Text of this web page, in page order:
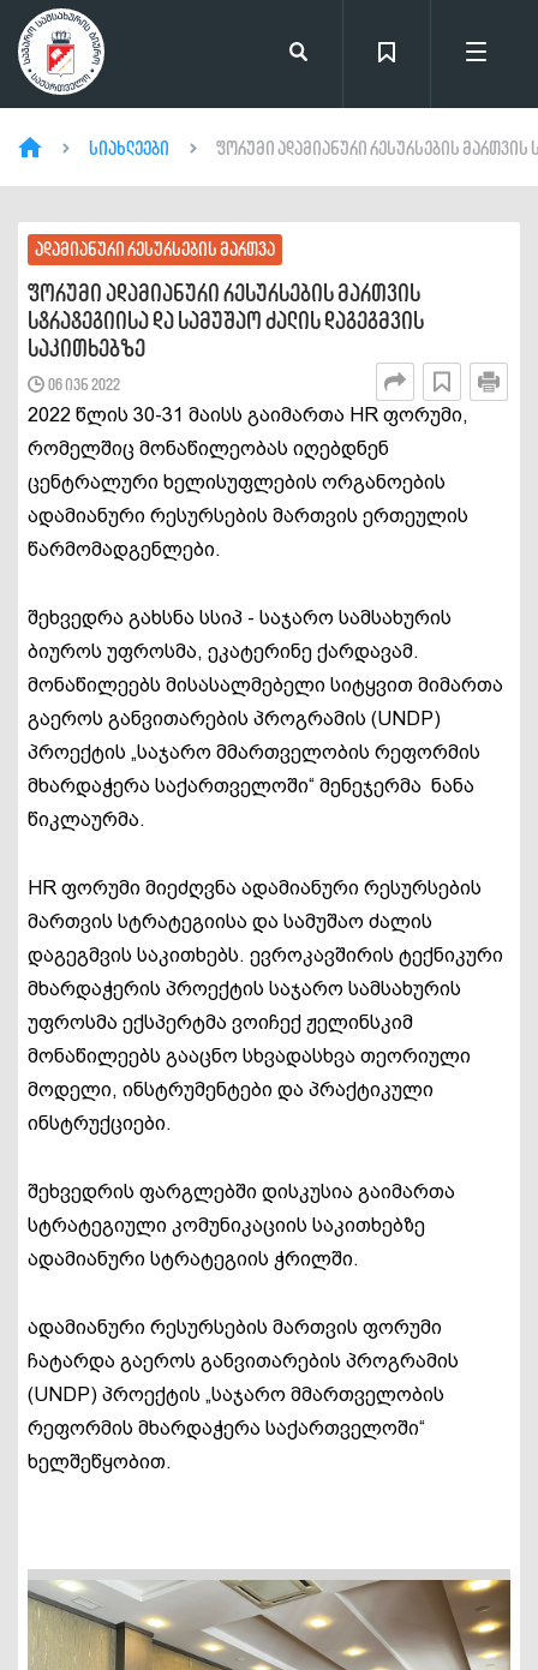
სიახლეები ფორუმი ადამიანური რესურსების მართვის
ადამიანური რესურსების მართვა
ფორუმი ადამიანური რესურსების მართვის
სტრატეგიისა და სამუშაო ძალის დაგეგმვის
საკითხებზე
06 ივნ 2022
2022 წლის 30-31 მაისს გაიმართა HR ფორუმი,
რომელშიც მონაწილეობას იღებდნენ
ცენტრალური ხელისუფლების ორგანოების
ადამიანური რესურსების მართვის ერთეულის
წარმომადგენლები.
შეხვედრა გახსნა სსიპ - საჯარო სამსახურის
ბიუროს უფროსმა, ეკატერინე ქარდავამ.
მონაწილეებს მისასალმებელი სიტყვით მიმართა
გაეროს განვითარების პროგრამის (UNDP)
პროექტის „საჯარო მმართველობის რეფორმის
მხარდაჭერა საქართველოში“ მენეჯერმა ნანა
წიკლაურმა.
HR ფორუმი მიეძღვნა ადამიანური რესურსების
მართვის სტრატეგიისა და სამუშაო ძალის
დაგეგმვის საკითხებს. ევროკავშირის ტექნიკური
მხარდაჭერის პროექტის საჯარო სამსახურის
უფროსმა ექსპერტმა ვოიჩექ ჟელინსკიმ
მონაწილეებს გააცნო სხვადასხვა თეორიული
მოდელი, ინსტრუმენტები და პრაქტიკული
ინსტრუქციები.
შეხვედრის ფარგლებში დისკუსია გაიმართა
სტრატეგიული კომუნიკაციის საკითხებზე
ადამიანური სტრატეგიის ჭრილში.
ადამიანური რესურსების მართვის ფორუმი
ჩატარდა გაეროს განვითარების პროგრამის
(UNDP) პროექტის „საჯარო მმართველობის
რეფორმის მხარდაჭერა საქართველოში“
ხელშეწყობით.